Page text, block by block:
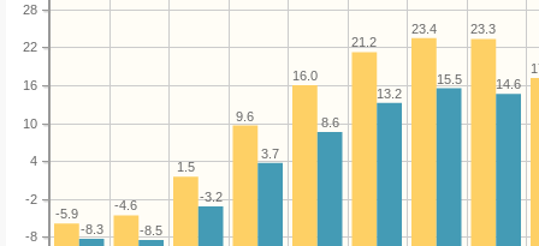
-8
-2
4
10
16
22
28
23.3
23.4
21.2
16.0
9.6
1.5
-4.6
-5.9
14.6
15.5
13.2
8.6
3.7
-3.2
-8.5
-8.3